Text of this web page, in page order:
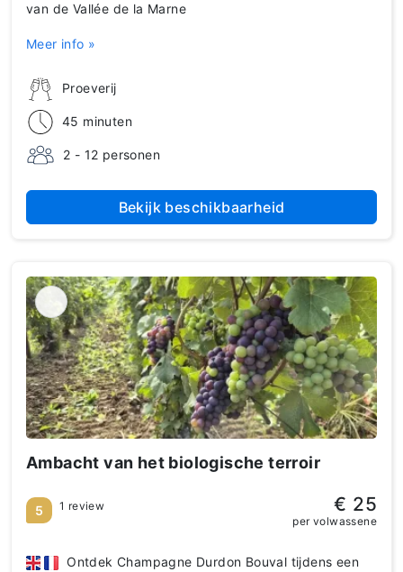
Proeverij
45 minuten
2 - 12 personen
van de Vallée de la Marne
Meer info »
Bekijk beschikbaarheid
Ambacht van het biologische terroir
Ontdek Champagne Durdon Bouval tijdens een
5 1 review € 25
per volwassene